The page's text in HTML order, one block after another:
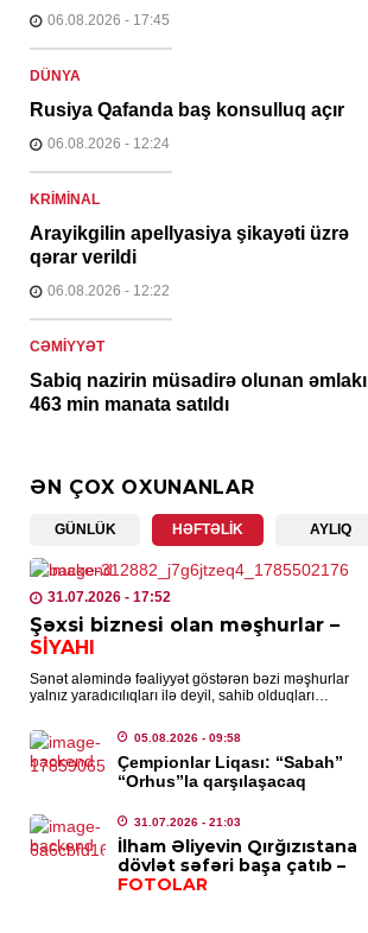
06.08.2026 - 17:45
DÜNYA
Rusiya Qafanda baş konsulluq açır
06.08.2026 - 12:24
KRIMINAL
Arayikgilin apellyasiya şikayəti üzrə
qərar verildi
06.08.2026 - 12:22
CƏMIYYƏT
Sabiq nazirin müsadirə olunan əmlakı
463 min manata satıldı
HADISƏ
Tərtərdə DƏHŞƏT: Ər-arvad yanğında
İQTISADIYYAT
Qızıl bahalaşdı
KRIMINAL
saxlanıldı
06.08.2026- 10:54
ƏN ÇOX OXUNANLAR
GÜNLÜK HƏFTƏLIK AYLIQ
31.07.2026 - 17:52
Şəxsi biznesi olan məşhurlar –
SİYAHI
Sənət aləmində fəaliyyət göstərən bəzi məşhurlar
yalnız yaradıcılıqları ilə deyil, sahib olduqları
istinadən xəbər […]
05.08.2026 - 09:58
Çempionlar Liqası: “Sabah”
“Orhus”la qarşılaşacaq
31.07.2026 - 21:03
İlham Əliyevin Qırğızıstana
dövlət səfəri başa çatıb –
FOTOLAR